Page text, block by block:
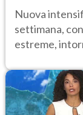
Nuova
settimana,
estreme,